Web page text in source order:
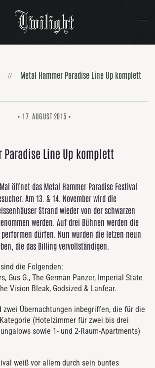
springen
Metal Hammer Paradise Line Up komplett
• 17. AUGUST 2015 •
Paradise Line Up komplett
öffnet das Metal Hammer Paradise Festival
Am 13. & 14. November wird die
Strand wieder von der schwarzen
werden. Auf drei Bühnen werden die
performen dürfen. Nun wurden die letzen neun
die das Billing vervollständigen.
die Folgenden:
Gus G., The German Panzer, Imperial State
Vision Bleak, Godsized & Lanfear.
zwei Übernachtungen inbegriffen, die für die
(Hotelzimmer für zwei bis drei
sowie 1- und 2-Raum-Apartments)
weiß vor allem durch sein buntes